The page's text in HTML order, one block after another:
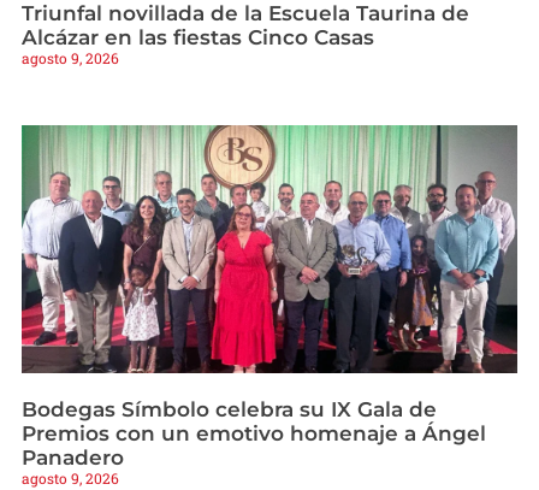
Triunfal novillada de la Escuela Taurina de
Alcázar en las fiestas Cinco Casas
agosto 9, 2026
Bodegas Símbolo celebra su IX Gala de
Premios con un emotivo homenaje a Ángel
Panadero
agosto 9, 2026